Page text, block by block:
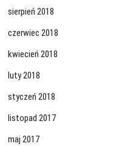
sierpień 2018
czerwiec 2018
kwiecień 2018
luty 2018
styczeń 2018
listopad 2017
maj 2017